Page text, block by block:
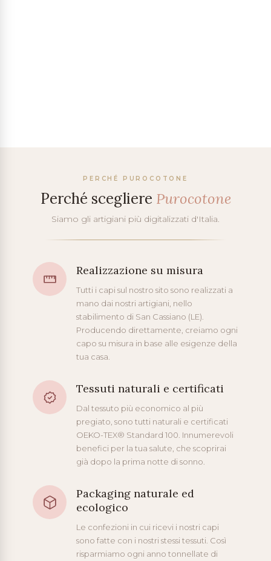
PERCHÉ PUROCOTONE
Perché scegliere Purocotone
Siamo gli artigiani più digitalizzati d'Italia.
Realizzazione su misura
Tutti i capi sul nostro sito sono realizzati a
mano dai nostri artigiani, nello
stabilimento di San Cassiano (LE).
Producendo direttamente, creiamo ogni
capo su misura in base alle esigenze della
tua casa.
Tessuti naturali e certificati
Dal tessuto più economico al più
pregiato, sono tutti naturali e certificati
OEKO-TEX® Standard 100. Innumerevoli
benefici per la tua salute, che scoprirai
già dopo la prima notte di sonno.
Packaging naturale ed
ecologico
Le confezioni in cui ricevi i nostri capi
sono fatte con i nostri stessi tessuti. Così
risparmiamo ogni anno tonnellate di